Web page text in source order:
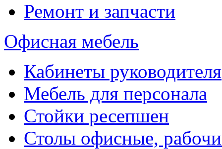
Ремонт и запчасти
Офисная мебель
Кабинеты руководителя
Мебель для персонала
Стойки ресепшен
Столы офисные,